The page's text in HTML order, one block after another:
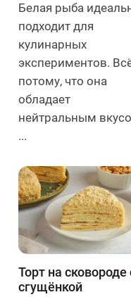
Белая рыба
подходит для
кулинарных
экспериментов.
потому, что она
обладает
нейтральным
...
Торт на сковороде
сгущёнкой